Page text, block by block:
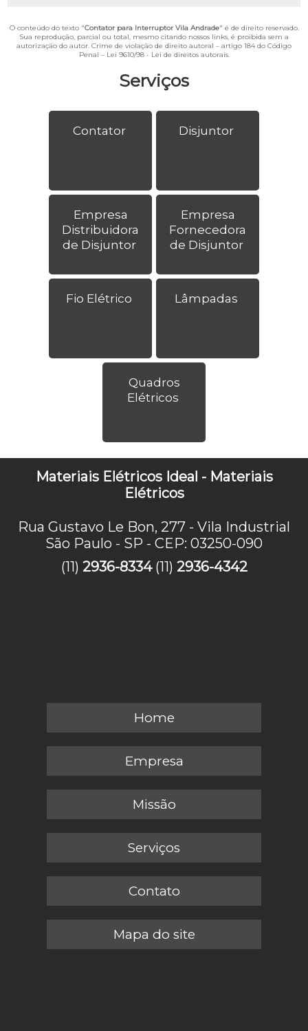
Serviços
Contator Disjuntor
Empresa
Distribuidora
de Disjuntor
Empresa
Fornecedora
de Disjuntor
Fio Elétrico Lâmpadas
Quadros
Elétricos
O conteúdo do texto "Contator para Interruptor Vila Andrade" é de direito reservado.
Sua reprodução, parcial ou total, mesmo citando nossos links, é proibida sem a
autorização do autor. Crime de violação de direito autoral – artigo 184 do Código
Penal – Lei 9610/98 - Lei de direitos autorais.
Materiais Elétricos Ideal - Materiais
Elétricos
Rua Gustavo Le Bon, 277 - Vila Industrial
São Paulo - SP - CEP: 03250-090
(11) 2936-8334 (11) 2936-4342
Home
Empresa
Missão
Serviços
Contato
Mapa do site